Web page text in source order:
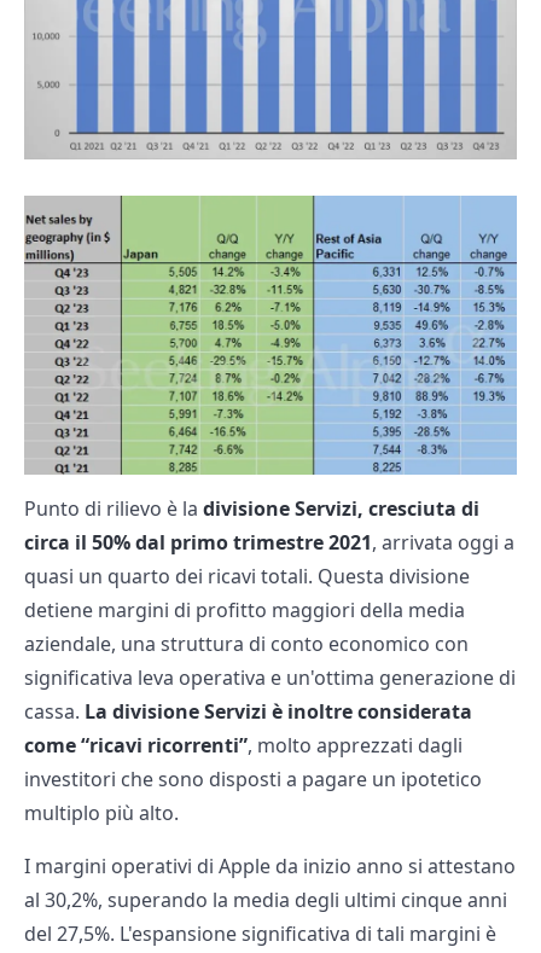
Punto di rilievo è la divisione Servizi, cresciuta di
circa il 50% dal primo trimestre 2021, arrivata oggi a
quasi un quarto dei ricavi totali. Questa divisione
detiene margini di profitto maggiori della media
aziendale, una struttura di conto economico con
significativa leva operativa e un'ottima generazione di
cassa. La divisione Servizi è inoltre considerata
come “ricavi ricorrenti”, molto apprezzati dagli
investitori che sono disposti a pagare un ipotetico
multiplo più alto.
I margini operativi di Apple da inizio anno si attestano
al 30,2%, superando la media degli ultimi cinque anni
del 27,5%. L'espansione significativa di tali margini è